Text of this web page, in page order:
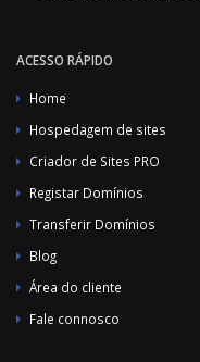
ACESSO RÁPIDO
Home
Hospedagem de sites
Criador de Sites PRO
Registar Domínios
Transferir Domínios
Blog
Área do cliente
Fale connosco